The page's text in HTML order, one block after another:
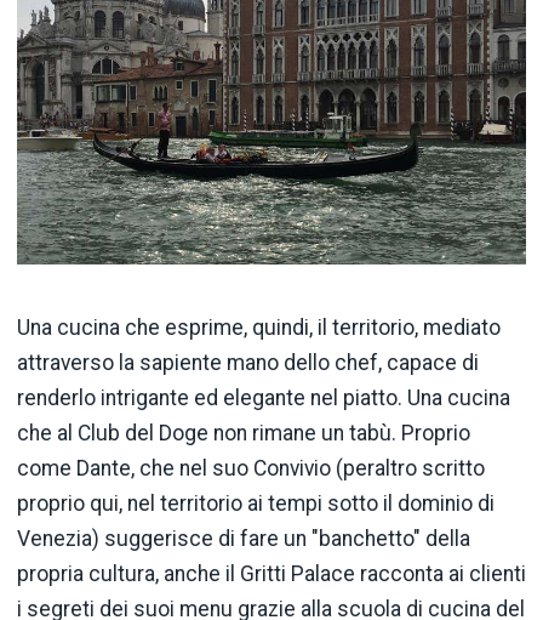
Una cucina che esprime, quindi, il territorio, mediato
attraverso la sapiente mano dello chef, capace di
renderlo intrigante ed elegante nel piatto. Una cucina
che al Club del Doge non rimane un tabù. Proprio
come Dante, che nel suo Convivio (peraltro scritto
proprio qui, nel territorio ai tempi sotto il dominio di
Venezia) suggerisce di fare un "banchetto" della
propria cultura, anche il Gritti Palace racconta ai clienti
i segreti dei suoi menu grazie alla scuola di cucina del